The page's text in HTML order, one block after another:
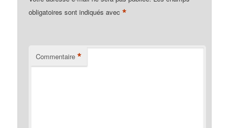
obligatoires sont indiqués avec*
Commentaire *